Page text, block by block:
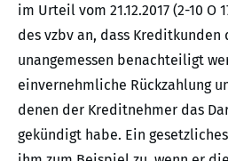
im Urteil vom 21.12.2017 (2-10 O
des vzbv an, dass
unangemessen benachteiligt
einvernehmliche Rückzahlung
denen der Kreditnehmer das
gekündigt habe. Ein